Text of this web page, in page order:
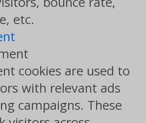
etc.
cookies are used to
with relevant ads
campaigns. These